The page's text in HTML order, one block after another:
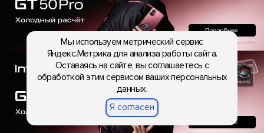
Мы используем метрический сервис
Яндекс.Метрика для анализа работы сайта.
Оставаясь на сайте, вы соглашаетесь с
обработкой этим сервисом ваших персональных
данных.
Я согласен